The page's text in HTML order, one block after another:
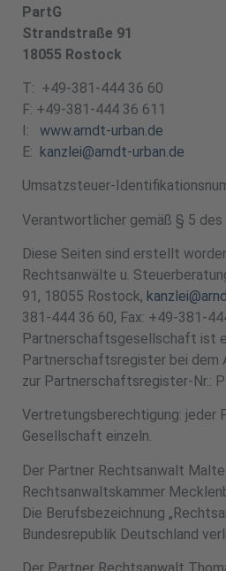
PartG
Strandstraße 91
18055 Rostock
T: +49-381-444 36 60
F: +49-381-444 36 611
I: www.arndt-urban.de
E: kanzlei@arndt-urban.de
Umsatzsteuer-
Verantwortlicher gemäß § 5
Diese Seiten sind erstellt
Rechtsanwälte u.
91, 18055 Rostock,
381-444 36 60, Fax: +49-381-
Partnerschaftsgesellschaft ist
Partnerschaftsregister bei dem
zur Partnerschaftsregister-Nr.:
Vertretungsberechtigung: jeder
Gesellschaft einzeln.
Der Partner Rechtsanwalt
Rechtsanwaltskammer
Die Berufsbezeichnung
Bundesrepublik Deutschland